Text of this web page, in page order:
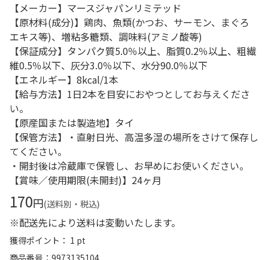
【メーカー】マースジャパンリミテッド
【原材料(成分)】鶏肉、魚類(かつお、サーモン、まぐろ
エキス等)、増粘多糖類、調味料(アミノ酸等)
【保証成分】タンパク質5.0％以上、脂質0.2％以上、粗繊
維0.5％以下、灰分3.0％以下、水分90.0％以下
【エネルギー】8kcal/1本
【給与方法】1日2本を目安におやつとしてお与えくださ
い。
【原産国または製造地】タイ
【保管方法】・直射日光、高温多湿の場所をさけて保存し
てください。
・開封後は冷蔵庫で保管し、お早めにお使いください。
【賞味／使用期限(未開封)】24ヶ月
170円(送料別・税込)
※配送先により送料は変動いたします。
獲得ポイント： 1 pt
商品番号
9973135104